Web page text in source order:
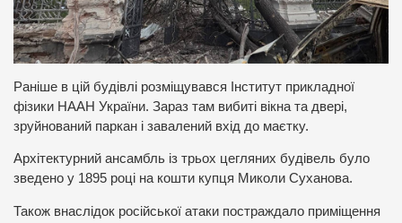
Раніше в цій будівлі розміщувався Інститут прикладної
фізики НААН України. Зараз там вибиті вікна та двері,
зруйнований паркан і завалений вхід до маєтку.
Архітектурний ансамбль із трьох цегляних будівель було
зведено у 1895 році на кошти купця Миколи Суханова.
Також внаслідок російської атаки постраждало приміщення